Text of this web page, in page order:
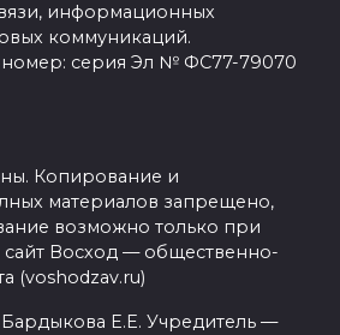
информационных
коммуникаций.
серия Эл № ФС77-79070
Копирование и
материалов запрещено,
возможно только при
сайт Восход — общественно-
(voshodzav.ru)
Е.Е. Учредитель —